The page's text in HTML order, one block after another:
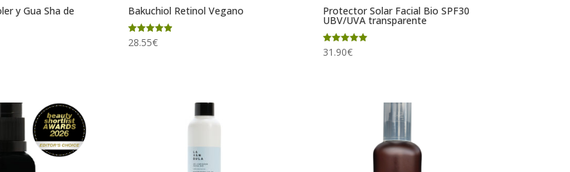
y Gua Sha de Bakuchiol Retinol Vegano
Valorado
con
28.55€
Protector Solar Facial Bio SPF30
UBV/UVA transparente
Valorado
con
31.90€